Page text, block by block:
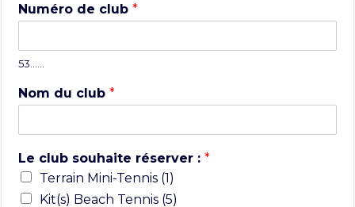
Numéro de club*
53……
Nom du club*
Le club souhaite réserver :*
Terrain Mini-Tennis (1)
Kit(s) Beach Tennis (5)